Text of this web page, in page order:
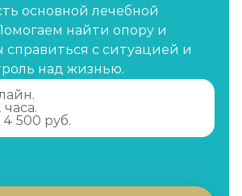
основной лечебной
найти опору и
справиться с ситуацией и
над жизнью.
500 руб.